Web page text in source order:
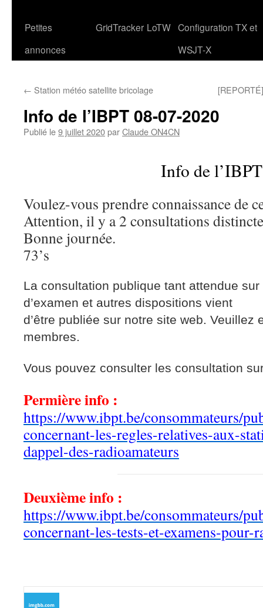
Petites
annonces
GridTracker LoTW Configuration TX et
WSJT-X
← Station météo satellite bricolage
Info de l’IBPT 08-07-2020
Publié le9 juillet 2020parClaude ON4CN
Info de l’IBPT
Voulez-vous prendre connaissance de
Attention, il y a 2 consultations
Bonne journée.
73’s
La consultation publique tant attendue
d’examen et autres dispositions vient
d’être publiée sur notre site web. Veuillez
membres.
Vous pouvez consulter les consultation
Permière info :
https://www.ibpt.be/consommateurs/
concernant-les-regles-relatives-aux-
dappel-des-radioamateurs
Deuxième info :
https://www.ibpt.be/consommateurs/
concernant-les-tests-et-examens-pour-